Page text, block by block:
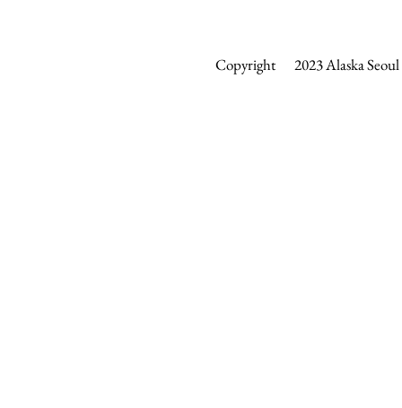
Copyright 2023 Alaska Seoul